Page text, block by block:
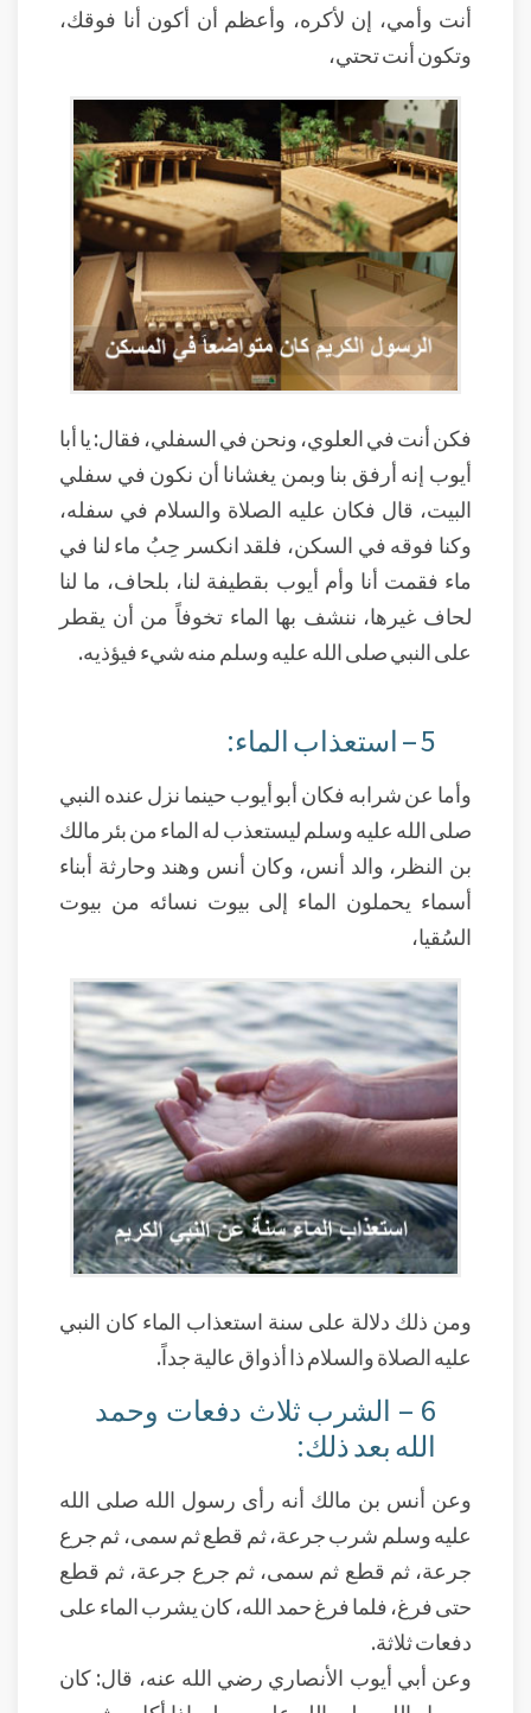
أنت وأمي، إن لأكره، وأعظم أن أكون أنا فوقك،
وتكون أنت تحتي،
فكن أنت في العلوي، ونحن في السفلي، فقال: يا أبا
أيوب إنه أرفق بنا وبمن يغشانا أن نكون في سفلي
البيت، قال فكان عليه الصلاة والسلام في سفله،
وكنا فوقه في السكن، فلقد انكسر حِبُ ماء لنا في
ماء فقمت أنا وأم أيوب بقطيفة لنا، بلحاف، ما لنا
لحاف غيرها، ننشف بها الماء تخوفاً من أن يقطر
على النبي صلى الله عليه وسلم منه شيء فيؤذيه.
5 – استعذاب الماء:
وأما عن شرابه فكان أبو أيوب حينما نزل عنده النبي
صلى الله عليه وسلم ليستعذب له الماء من بئر مالك
بن النظر، والد أنس، وكان أنس وهند وحارثة أبناء
أسماء يحملون الماء إلى بيوت نسائه من بيوت
السُقيا،
ومن ذلك دلالة على سنة استعذاب الماء كان النبي
عليه الصلاة والسلام ذا أذواق عالية جداً.
6 – الشرب ثلاث دفعات وحمد
الله بعد ذلك:
وعن أنس بن مالك أنه رأى رسول الله صلى الله
عليه وسلم شرب جرعة، ثم قطع ثم سمى، ثم جرع
جرعة، ثم قطع ثم سمى، ثم جرع جرعة، ثم قطع
حتى فرغ، فلما فرغ حمد الله، كان يشرب الماء على
دفعات ثلاثة.
وعن أبي أيوب الأنصاري رضي الله عنه، قال: كان